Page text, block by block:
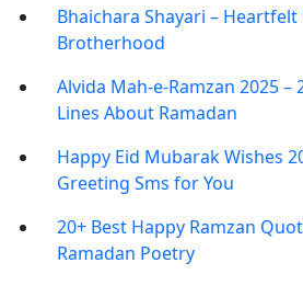
Bhaichara Shayari –
Brotherhood
Alvida Mah-e-Ramzan 2025 –
Lines About Ramadan
Happy Eid Mubarak Wishes
Greeting Sms for You
20+ Best Happy Ramzan
Ramadan Poetry